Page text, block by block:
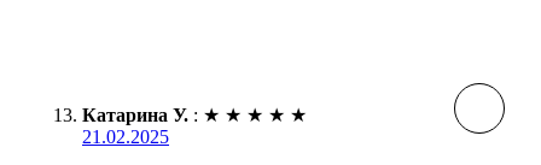
Катарина У. : ★ ★ ★ ★ ★
21.02.2025